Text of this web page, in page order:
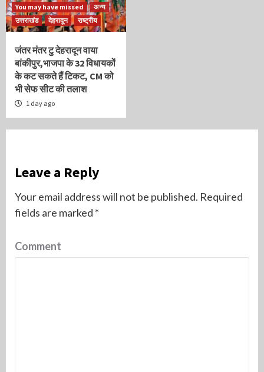
You may have missed
अन्य
उत्तराखंड
देहरादून राष्ट्रीय
जंतर मंतर टु देहरादून वाया
बांकीपुर,भाजपा के 32 विधायकों
के कट सकते हैं टिकट, CM को
भी सेफ सीट की तलाश
1 day ago
Leave a Reply
Your email address will not be published. Required
fields are marked *
Comment